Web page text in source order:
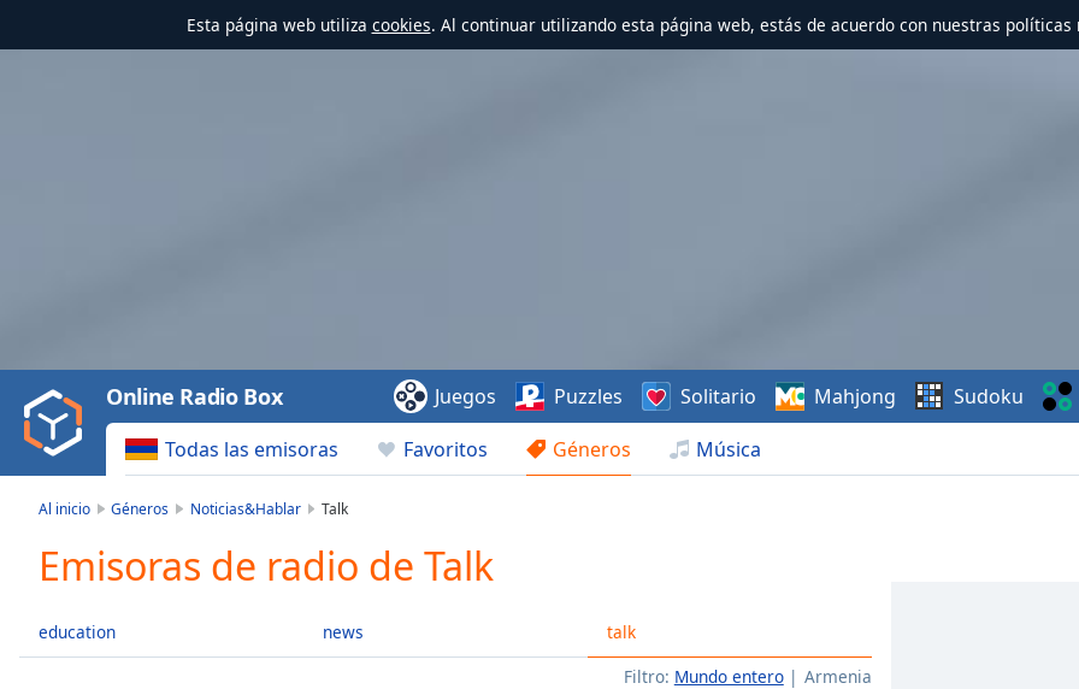
Esta página web utiliza cookies. Al continuar utilizando esta página web, estás de acuerdo con nuestras políticas
Video
Play
Backward
Skip
Current
Time0:00
Duration-:-
Loaded:
Todas las emisoras Favoritos Géneros Música
Online Radio Box Juegos Puzzles Solitario Mahjong Sudoku
Al inicio Géneros Noticias&Hablar Talk
Emisoras de radio de Talk
education news
talk
Filtro: Mundo entero Armenia